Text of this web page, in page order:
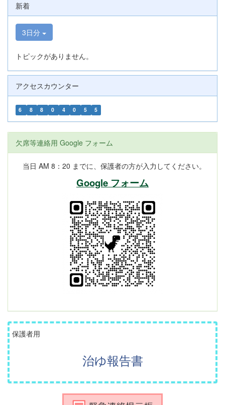
新着
3日分
トピックがありません。
アクセスカウンター
6 8 8 0 4 0 5 5
欠席等連絡用 Google フォーム
当日 AM 8：20 までに、保護者の方が入力してください。
Google フォーム
保護者用
治ゆ報告書